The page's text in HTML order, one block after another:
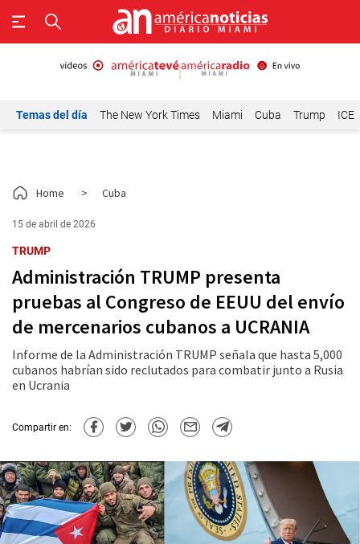
Temas del día The New York Times Miami Cuba Trump ICE
Home > Cuba
15 de abril de 2026
TRUMP
Administración TRUMP presenta
pruebas al Congreso de EEUU del envío
de mercenarios cubanos a UCRANIA
Informe de la Administración TRUMP señala que hasta 5,000
cubanos habrían sido reclutados para combatir junto a Rusia
en Ucrania
Compartir en: